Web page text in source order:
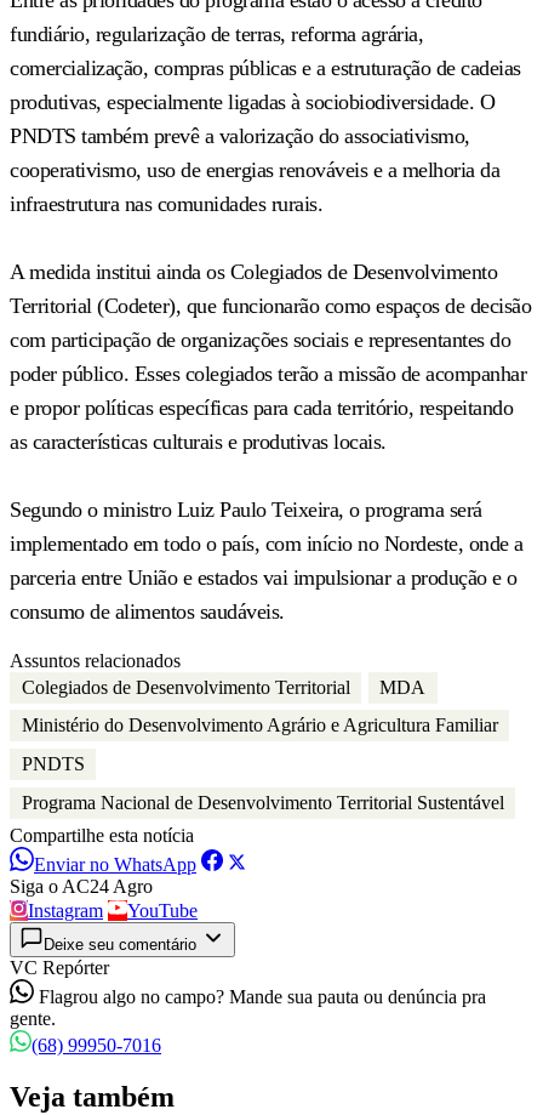
fundiário, regularização de terras, reforma agrária,
comercialização, compras públicas e a estruturação de cadeias
produtivas, especialmente ligadas à sociobiodiversidade. O
PNDTS também prevê a valorização do associativismo,
cooperativismo, uso de energias renováveis e a melhoria da
infraestrutura nas comunidades rurais.
A medida institui ainda os Colegiados de Desenvolvimento
Territorial (Codeter), que funcionarão como espaços de decisão
com participação de organizações sociais e representantes do
poder público. Esses colegiados terão a missão de acompanhar
e propor políticas específicas para cada território, respeitando
as características culturais e produtivas locais.
Segundo o ministro Luiz Paulo Teixeira, o programa será
implementado em todo o país, com início no Nordeste, onde a
parceria entre União e estados vai impulsionar a produção e o
consumo de alimentos saudáveis.
Assuntos relacionados
Colegiados de Desenvolvimento Territorial
MDA
Ministério do Desenvolvimento Agrário e Agricultura Familiar
PNDTS
Programa Nacional de Desenvolvimento Territorial Sustentável
Compartilhe esta notícia
Enviar no WhatsApp
Siga o AC24 Agro
Instagram
YouTube
Deixe seu comentário
VC Repórter
Flagrou algo no campo? Mande sua pauta ou denúncia pra
gente.
(68) 99950-7016
Veja também